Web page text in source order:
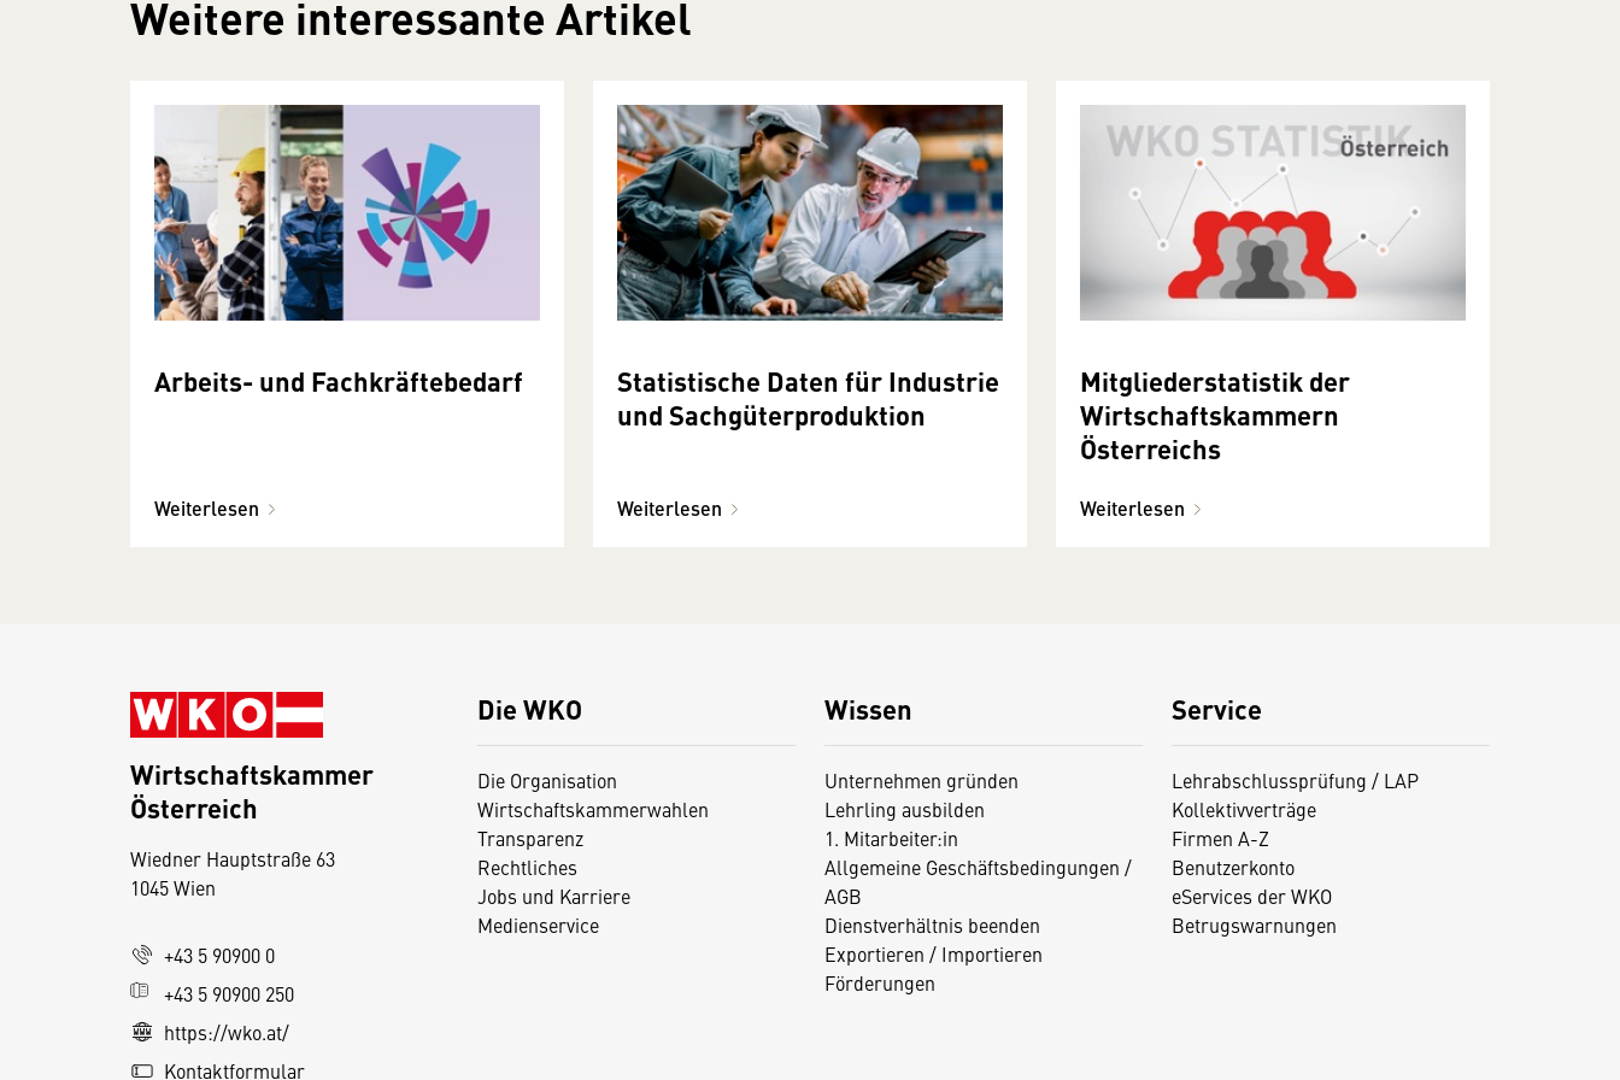
Weitere interessante Artikel
Arbeits- und Fachkräftebedarf
Weiterlesen
Statistische Daten für Industrie
und Sachgüterproduktion
Weiterlesen
Mitgliederstatistik der
Wirtschaftskammern
Österreichs
Weiterlesen
Die WKO
Die Organisation
Wirtschaftskammerwahlen
Transparenz
Rechtliches
Jobs und Karriere
Medienservice
Wissen
Unternehmen gründen
Lehrling ausbilden
1. Mitarbeiter:in
Allgemeine Geschäftsbedingungen /
AGB
Dienstverhältnis beenden
Exportieren / Importieren
Förderungen
Service
Lehrabschlussprüfung / LAP
Kollektivverträge
Firmen A-Z
Benutzerkonto
eServices der WKO
Betrugswarnungen
Wirtschaftskammer
Österreich
Wiedner Hauptstraße 63
1045 Wien
+43 5 90900 0
+43 5 90900 250
https://wko.at/
Kontaktformular